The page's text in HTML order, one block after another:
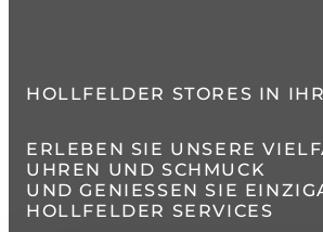
HOLLFELDER STORES IN
ERLEBEN SIE UNSERE
UHREN UND SCHMUCK
UND GENIESSEN SIE
OLLFELDER SERVICES